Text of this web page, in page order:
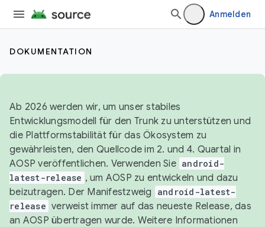
Anmelden
DOKUMENTATION
Ab 2026 werden wir, um unser stabiles
Entwicklungsmodell für den Trunk zu unterstützen und
die Plattformstabilität für das Ökosystem zu
gewährleisten, den Quellcode im 2. und 4. Quartal in
AOSP veröffentlichen. Verwenden Sie android-
latest-release , um AOSP zu entwickeln und dazu
beizutragen. Der Manifestzweig
android-latest-
release verweist immer auf das neueste Release, das
an AOSP übertragen wurde. Weitere Informationen